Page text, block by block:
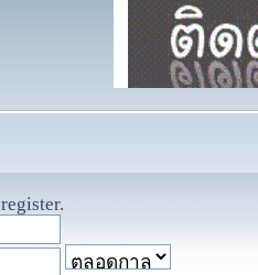
register.